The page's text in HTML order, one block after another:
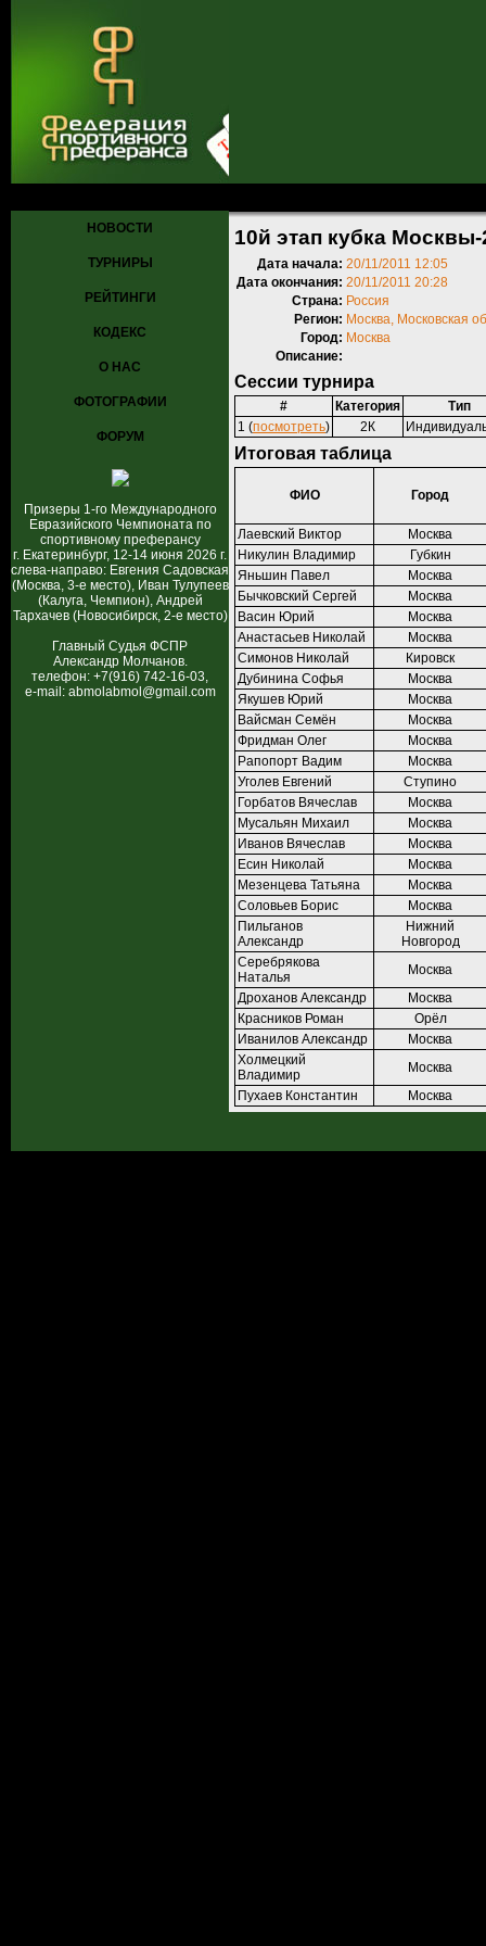
НОВОСТИ
ТУРНИРЫ
РЕЙТИНГИ
КОДЕКС
О НАС
ФОТОГРАФИИ
ФОРУМ
Призеры 1-го Международного
Евразийского Чемпионата по
спортивному преферансу
г. Екатеринбург, 12-14 июня 2026 г.
слева-направо: Евгения Садовская
(Москва, 3-е место), Иван Тулупеев
(Калуга, Чемпион), Андрей
Тархачев (Новосибирск, 2-е место)
Главный Судья ФСПР
Александр Молчанов.
телефон: +7(916) 742-16-03,
e-mail: abmolabmol@gmail.com
10й этап кубка Москвы-
Дата начала: 20/11/2011 12:05
Дата окончания: 20/11/2011 20:28
Страна: Россия
Регион: Москва, Московская
Город: Москва
Описание:
Сессии турнира
# Категория
Тип
1 (посмотреть) 2К
Итоговая таблица
ФИО Город
Лаевский Виктор
Москва
Никулин Владимир
Губкин
Яньшин Павел
Москва
Бычковский Сергей
Москва
Васин Юрий
Москва
Анастасьев Николай
Москва
Симонов Николай
Кировск
Дубинина Софья
Москва
Якушев Юрий
Москва
Вайсман Семён
Москва
Фридман Олег
Москва
Рапопорт Вадим
Москва
Уголев Евгений
Ступино
Горбатов Вячеслав
Москва
Мусальян Михаил
Москва
Иванов Вячеслав
Москва
Есин Николай
Москва
Мезенцева Татьяна
Москва
Соловьев Борис
Москва
Пильганов
Александр
Нижний
Новгород
Серебрякова
Наталья
Москва
Дроханов Александр
Москва
Красников Роман
Орёл
Иванилов Александр
Москва
Холмецкий
Владимир
Москва
Пухаев Константин
Москва